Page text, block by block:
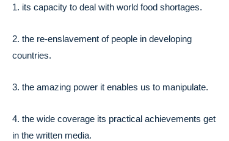
1. its capacity to deal with world food shortages.
2. the re-enslavement of people in developing
countries.
3. the amazing power it enables us to manipulate.
4. the wide coverage its practical achievements get
in the written media.